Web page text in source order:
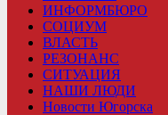
ИНФОРМБЮРО
СОЦИУМ
ВЛАСТЬ
РЕЗОНАНС
СИТУАЦИЯ
НАШИ ЛЮДИ
Новости Югорска